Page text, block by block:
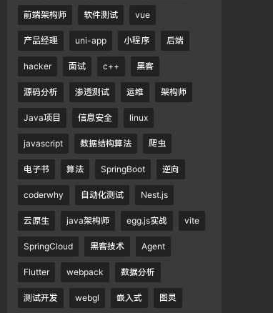
前端架构师 软件测试 vue
产品经理 uni-app 小程序 后端
hacker 面试 c++ 黑客
源码分析 渗透测试 运维 架构师
Java项目 信息安全 linux
javascript 数据结构算法 爬虫
电子书 算法 SpringBoot 逆向
coderwhy 自动化测试 Nest.js
云原生 java架构师 egg.js实战 vite
SpringCloud 黑客技术 Agent
Flutter webpack 数据分析
测试开发 webgl 嵌入式 图灵